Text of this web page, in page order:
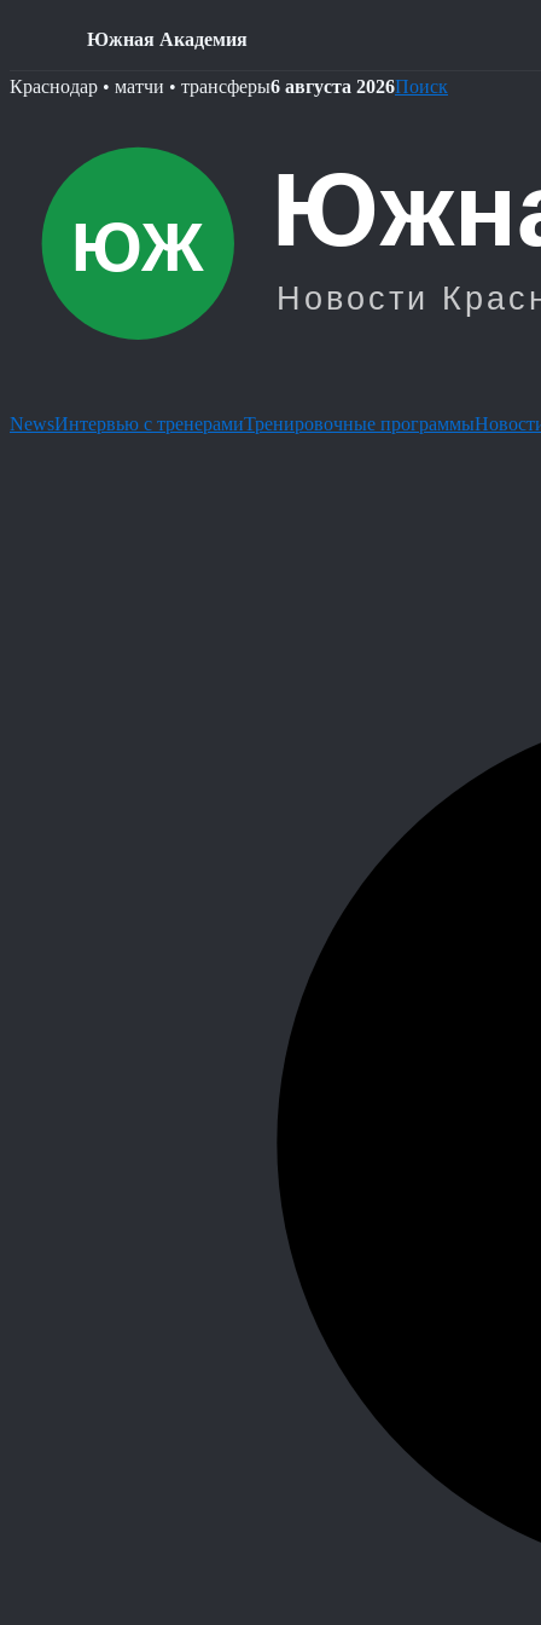
Южная Академия
Skip
Краснодар • матчи • трансферы6 августа 2026Поиск
NewsИнтервью с тренерамиТренировочные программы